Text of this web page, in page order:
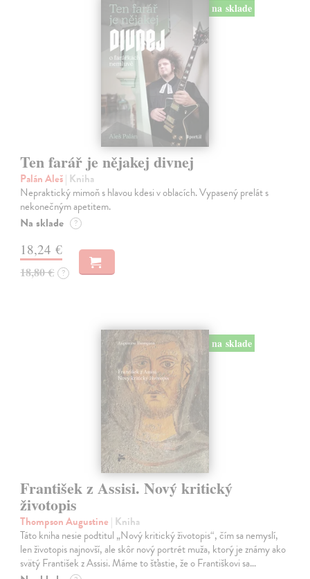
na sklade
Ten farář je nějakej divnej
Palán Aleš| Kniha
Nepraktický mimoň s hlavou kdesi v oblacích. Vypasený prelát s
nekonečným apetitem.
Na sklade ?
18,24 €
18,80 € ?
na sklade
František z Assisi. Nový kritický
životopis
Thompson Augustine | Kniha
Táto kniha nesie podtitul „Nový kritický životopis“, čím sa nemyslí,
len životopis najnovší, ale skôr nový portrét muža, ktorý je známy ako
svätý František z Assisi. Máme to šťastie, že o Františkovi sa…